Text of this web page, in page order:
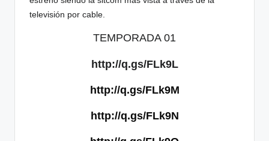
televisión por cable.
TEMPORADA 01
http://q.gs/FLk9L
http://q.gs/FLk9M
http://q.gs/FLk9N